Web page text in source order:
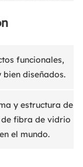
funcionales,
bien diseñados.
y estructura de
fibra de vidrio
el mundo.